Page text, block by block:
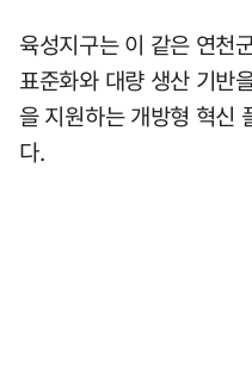
육성지구는 이 같은 연천
표준화와 대량 생산 기반
을 지원하는 개방형 혁신
다.